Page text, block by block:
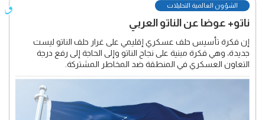
الشؤون العالمية التحليلات
ناتو+ عوضا عن الناتو العربي
إن فكرة تأسيس حلف عسكري إقليمي على غرار حلف الناتو ليست
جديدة، وهي فكرة مبنية على نجاح الناتو وإلى الحاجة إلى رفع درجة
التعاون العسكري في المنطقة ضد المخاطر المشتركة.